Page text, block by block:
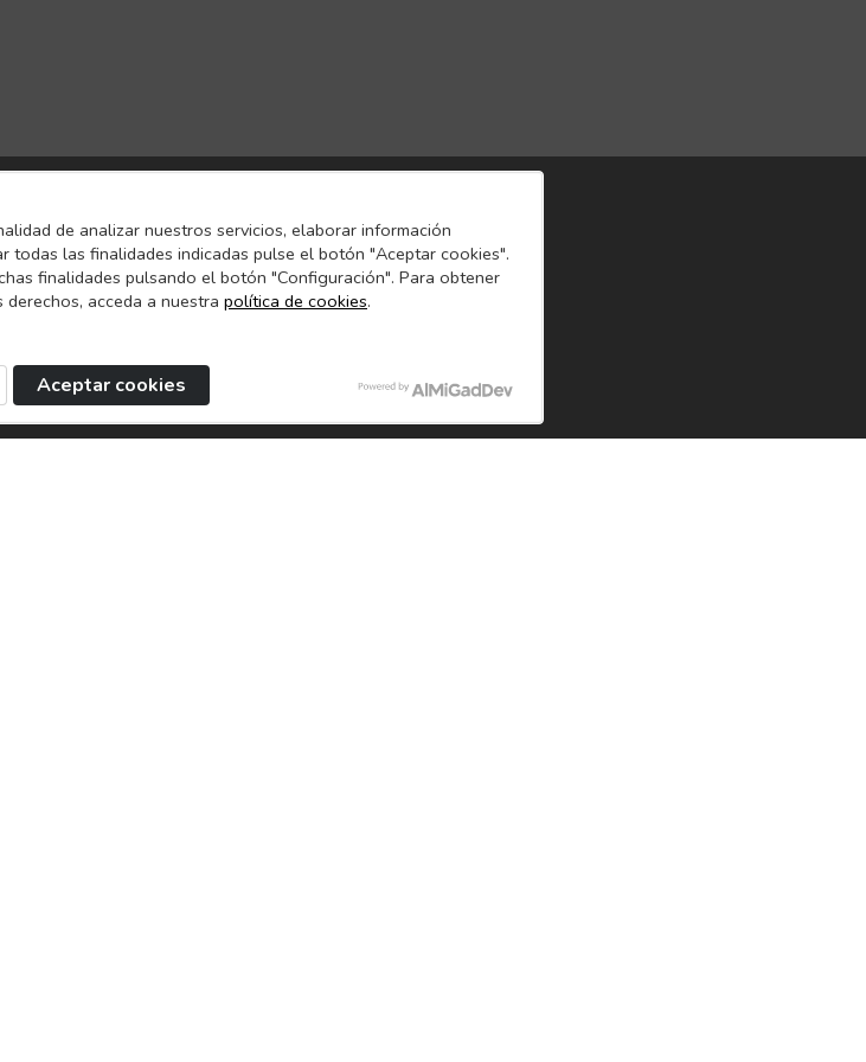
de analizar nuestros servicios, elaborar información
todas las finalidades indicadas pulse el botón "Aceptar cookies".
finalidades pulsando el botón "Configuración". Para obtener
acceda a nuestra política de cookies.
Aceptar cookies